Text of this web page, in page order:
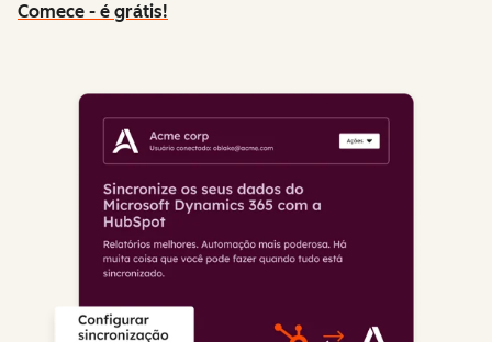
Comece - é grátis!